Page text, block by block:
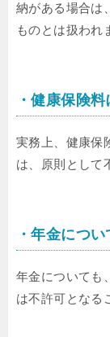
納がある場合は
ものとは扱われ
・健康保険
実務上、健康保
は、原則として
・年金につい
年金についても
は不許可となる